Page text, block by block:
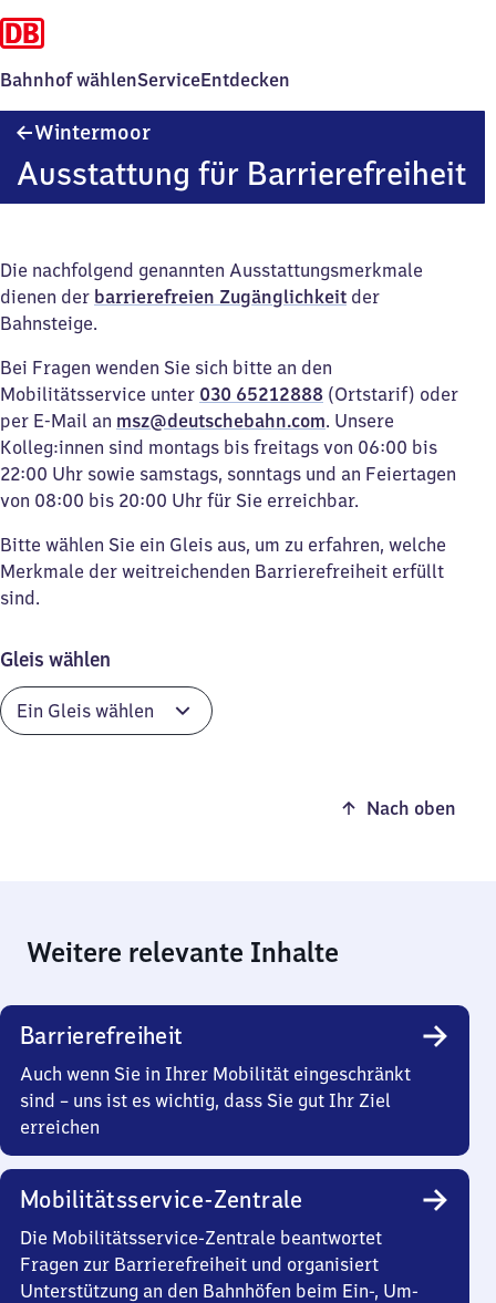
Bahnhof wählenServiceEntdecken
Wintermoor
Ausstattung für Barrierefreiheit
Die nachfolgend genannten Ausstattungsmerkmale
dienen der barrierefreien Zugänglichkeit der
Bahnsteige.
Bei Fragen wenden Sie sich bitte an den
Mobilitätsservice unter 030 65212888 (Ortstarif) oder
per E-Mail an msz@deutschebahn.com. Unsere
Kolleg:innen sind montags bis freitags von 06:00 bis
22:00 Uhr sowie samstags, sonntags und an Feiertagen
von 08:00 bis 20:00 Uhr für Sie erreichbar.
Bitte wählen Sie ein Gleis aus, um zu erfahren, welche
Merkmale der weitreichenden Barrierefreiheit erfüllt
sind.
Gleis wählen
Nach oben
Weitere relevante Inhalte
Barrierefreiheit
Auch wenn Sie in Ihrer Mobilität eingeschränkt
sind – uns ist es wichtig, dass Sie gut Ihr Ziel
erreichen
Mobilitätsservice-Zentrale
Die Mobilitätsservice-Zentrale beantwortet
Fragen zur Barrierefreiheit und organisiert
Unterstützung an den Bahnhöfen beim Ein-, Um-